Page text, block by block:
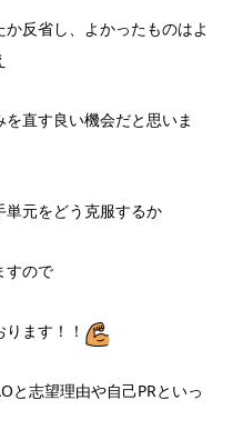
反省し、よかったものはよ
直す良い機会だと思いま
元をどう克服するか
すので
ます！！
と志望理由や自己PRといっ